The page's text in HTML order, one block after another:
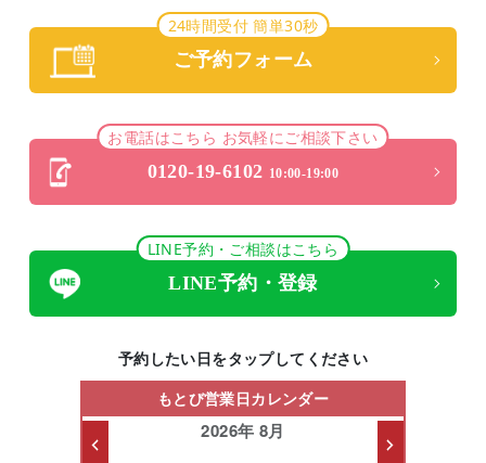
24時間受付 簡単30秒
ご予約フォーム
お電話はこちら お気軽にご相談下さい
0120-19-6102 10:00-19:00
LINE予約・ご相談はこちら
LINE予約・登録
予約したい日をタップしてください
もとび営業日カレンダー
2026年 8月